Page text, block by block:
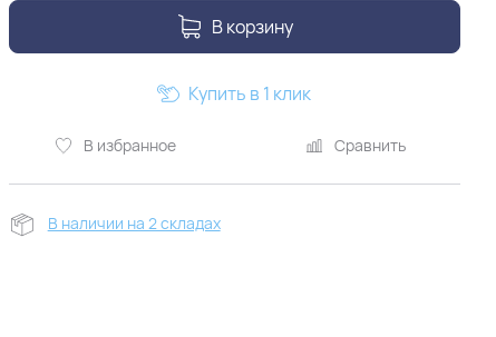
В корзину
В избранное Сравнить
Купить в 1 клик
В наличии на 2 складах